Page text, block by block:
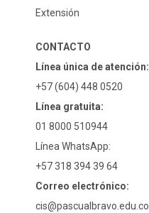
Extensión
CONTACTO
Línea única de atención:
+57 (604) 448 0520
Línea gratuita:
01 8000 510944
Línea WhatsApp:
+57 318 394 39 64
Correo electrónico:
cis@pascualbravo.edu.co